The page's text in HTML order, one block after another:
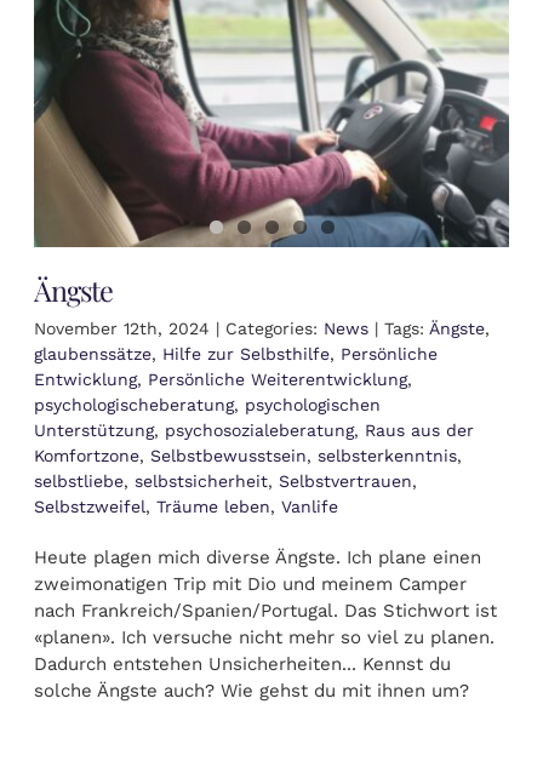
Ängste
November 12th, 2024 | Categories: News | Tags: Ängste,
glaubenssätze, Hilfe zur Selbsthilfe, Persönliche
Entwicklung, Persönliche Weiterentwicklung,
psychologischeberatung, psychologischen
Unterstützung, psychosozialeberatung, Raus aus der
Komfortzone, Selbstbewusstsein, selbsterkenntnis,
selbstliebe, selbstsicherheit, Selbstvertrauen,
Selbstzweifel, Träume leben, Vanlife
Heute plagen mich diverse Ängste. Ich plane einen
zweimonatigen Trip mit Dio und meinem Camper
nach Frankreich/Spanien/Portugal. Das Stichwort ist
«planen». Ich versuche nicht mehr so viel zu planen.
Dadurch entstehen Unsicherheiten... Kennst du
solche Ängste auch? Wie gehst du mit ihnen um?